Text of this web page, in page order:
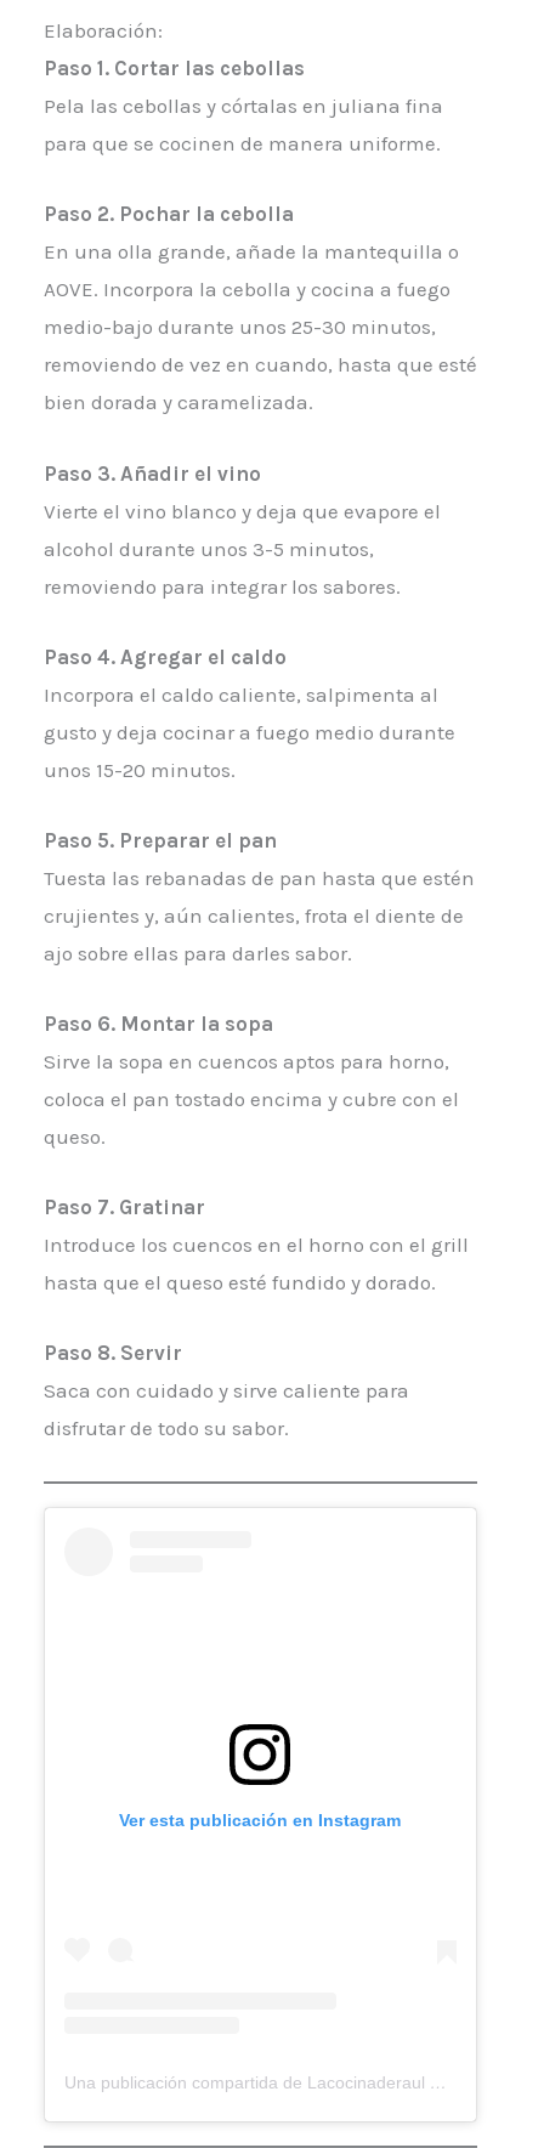
Elaboración:
Paso 1. Cortar las cebollas
Pela las cebollas y córtalas en juliana fina
para que se cocinen de manera uniforme.
Paso 2. Pochar la cebolla
En una olla grande, añade la mantequilla o
AOVE. Incorpora la cebolla y cocina a fuego
medio-bajo durante unos 25-30 minutos,
removiendo de vez en cuando, hasta que esté
bien dorada y caramelizada.
Paso 3. Añadir el vino
Vierte el vino blanco y deja que evapore el
alcohol durante unos 3-5 minutos,
removiendo para integrar los sabores.
Paso 4. Agregar el caldo
Incorpora el caldo caliente, salpimenta al
gusto y deja cocinar a fuego medio durante
unos 15-20 minutos.
Paso 5. Preparar el pan
Tuesta las rebanadas de pan hasta que estén
crujientes y, aún calientes, frota el diente de
ajo sobre ellas para darles sabor.
Paso 6. Montar la sopa
Sirve la sopa en cuencos aptos para horno,
coloca el pan tostado encima y cubre con el
queso.
Paso 7. Gratinar
Introduce los cuencos en el horno con el grill
hasta que el queso esté fundido y dorado.
Paso 8. Servir
Saca con cuidado y sirve caliente para
disfrutar de todo su sabor.
Ver esta publicación en Instagram
Una publicación compartida de Lacocinaderaul Raul Pueyo Ferrer (@raulpueyo_recipes)